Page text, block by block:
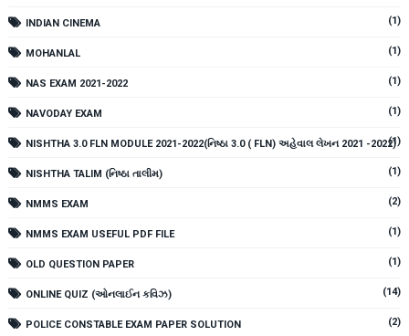
INDIAN CINEMA (1)
MOHANLAL (1)
NAS EXAM 2021-2022 (1)
NAVODAY EXAM (1)
NISHTHA 3.0 FLN MODULE 2021-2022(નિષ્ઠા 3.0 ( FLN) અહેવાલ લેખન 2021 -2022)(1)
NISHTHA TALIM (નિષ્ઠા તાલીમ) (1)
NMMS EXAM (2)
NMMS EXAM USEFUL PDF FILE (1)
OLD QUESTION PAPER (1)
ONLINE QUIZ (ઓનલાઈન કવિઝ) (14)
POLICE CONSTABLE EXAM PAPER SOLUTION (2)